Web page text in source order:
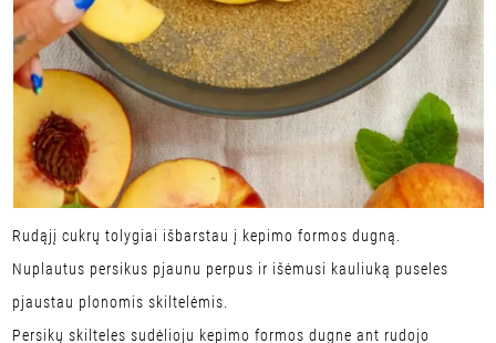
Rudąjį cukrų tolygiai išbarstau į kepimo formos dugną.
Nuplautus persikus pjaunu perpus ir išėmusi kauliuką puseles
pjaustau plonomis skiltelėmis.
Persikų skilteles sudėlioju kepimo formos dugne ant rudojo